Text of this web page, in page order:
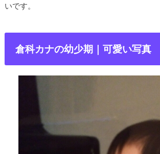
いです。
倉科カナの幼少期｜可愛い写真